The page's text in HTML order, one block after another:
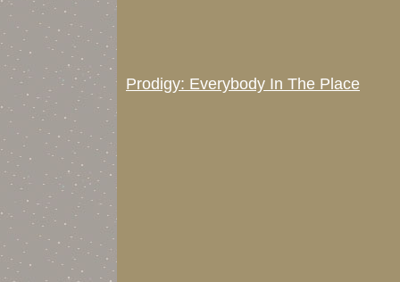
Prodigy: Everybody In The Place